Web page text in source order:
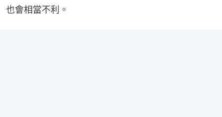
也會相當不利。